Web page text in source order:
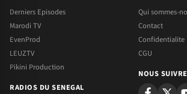
Derniers Episodes
Marodi TV
EvenProd
LEUZTV
Pikini Production
RADIOS DU SENEGAL
Qui sommes-
Contact
Confidentialite
CGU
NOUS SUIVRE